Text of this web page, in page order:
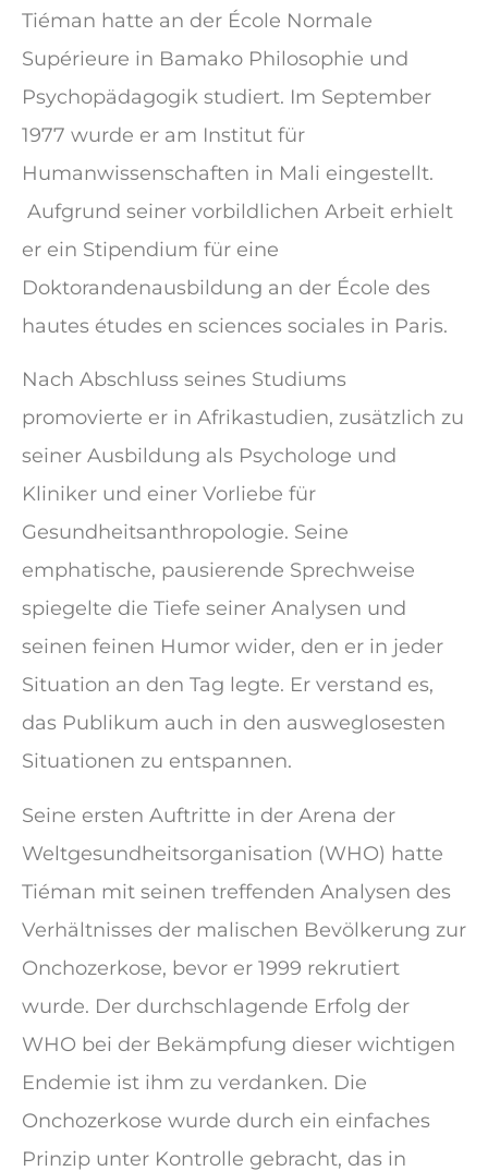
Tiéman hatte an der École Normale
Supérieure in Bamako Philosophie und
Psychopädagogik studiert. Im September
1977 wurde er am Institut für
Humanwissenschaften in Mali eingestellt.
Aufgrund seiner vorbildlichen Arbeit erhielt
er ein Stipendium für eine
Doktorandenausbildung an der École des
hautes études en sciences sociales in Paris.
Nach Abschluss seines Studiums
promovierte er in Afrikastudien, zusätzlich zu
seiner Ausbildung als Psychologe und
Kliniker und einer Vorliebe für
Gesundheitsanthropologie. Seine
emphatische, pausierende Sprechweise
spiegelte die Tiefe seiner Analysen und
seinen feinen Humor wider, den er in jeder
Situation an den Tag legte. Er verstand es,
das Publikum auch in den ausweglosesten
Situationen zu entspannen.
Seine ersten Auftritte in der Arena der
Weltgesundheitsorganisation (WHO) hatte
Tiéman mit seinen treffenden Analysen des
Verhältnisses der malischen Bevölkerung zur
Onchozerkose, bevor er 1999 rekrutiert
wurde. Der durchschlagende Erfolg der
WHO bei der Bekämpfung dieser wichtigen
Endemie ist ihm zu verdanken. Die
Onchozerkose wurde durch ein einfaches
Prinzip unter Kontrolle gebracht, das in